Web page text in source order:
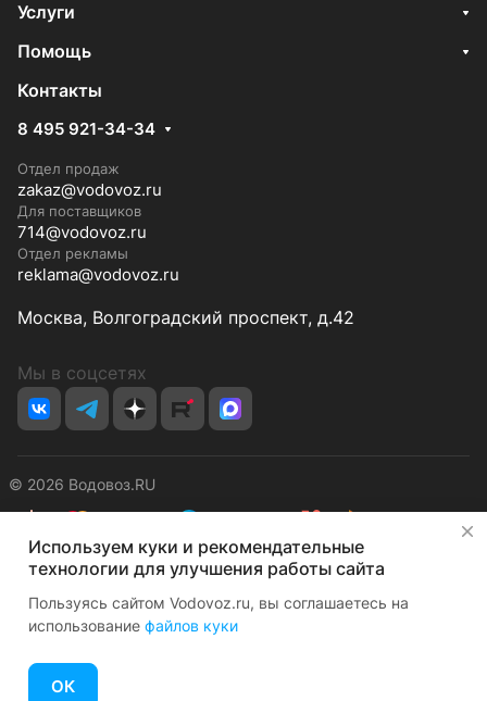
Услуги
Помощь
Контакты
8 495 921-34-34
Отдел продаж
zakaz@vodovoz.ru
Для поставщиков
714@vodovoz.ru
Отдел рекламы
reklama@vodovoz.ru
Москва, Волгоградский проспект, д.42
Мы в соцсетях
© 2026 Водовоз.RU
КонфиденциальностьОферта
Используем куки и рекомендательные
технологии для улучшения работы сайта
Пользуясь сайтом Vodovoz.ru, вы соглашаетесь на
использование файлов куки
ОК